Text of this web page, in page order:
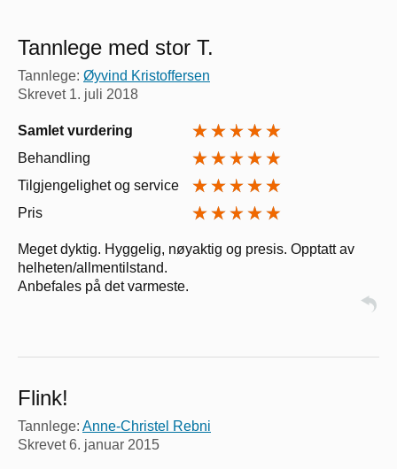
Tannlege med stor T.
Tannlege: Øyvind Kristoffersen
Skrevet 1. juli 2018
Samlet vurdering
Behandling
Tilgjengelighet og service
Pris
Meget dyktig. Hyggelig, nøyaktig og presis. Opptatt av
helheten/allmentilstand.
Anbefales på det varmeste.
Flink!
Tannlege: Anne-Christel Rebni
Skrevet6. januar 2015